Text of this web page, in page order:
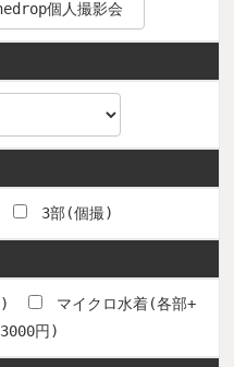
3部(個撮)
マイクロ水着(各部+
円)